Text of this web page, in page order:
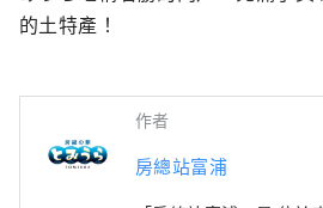
的土特產！
作者
房總站富浦